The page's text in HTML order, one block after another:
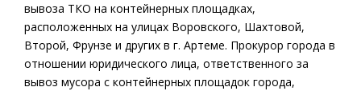
вывоза ТКО на контейнерных площадках,
расположенных на улицах Воровского, Шахтовой,
Второй, Фрунзе и других в г. Артеме. Прокурор города в
отношении юридического лица, ответственного за
вывоз мусора с контейнерных площадок города,